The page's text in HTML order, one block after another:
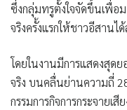
ซึ่งกลุ่มทรูตั้งใจจัดขึ้นเพื่
จริงครั้งแรกให้ชาวอีสานไ
โดยในงานมีการแสดงสุด
จริง บนคลื่นย่านความถี่
กรรมการกิจการกระจายเ